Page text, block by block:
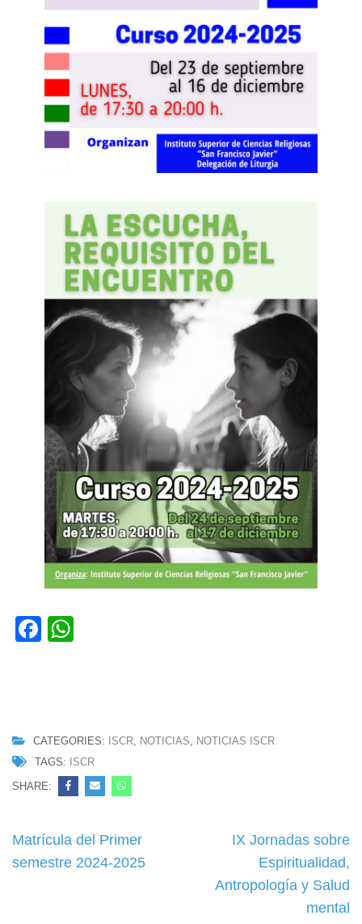
Facebook
CATEGORIES: ISCR, NOTICIAS, NOTICIAS ISCR
TAGS:
ISCR
SHARE:
Navegación
de
Matrícula del Primer
semestre 2024-2025
IX Jornadas sobre
Espiritualidad,
Antropología y Salud
mental